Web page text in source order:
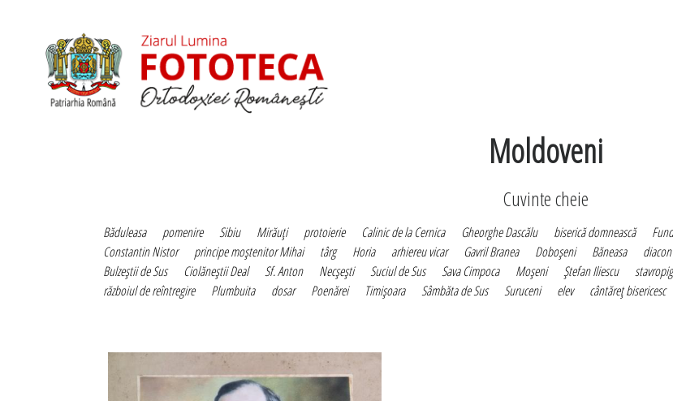
Moldoveni
Cuvinte cheie
Băduleasa pomenire Sibiu Mirăuţi protoierie Calinic de la Cernica Gheorghe Dascălu biserică domnească
Constantin Nistor
principe moştenitor Mihai târg Horia arhiereu vicar Gavril Branea Doboşeni Băneasa diacon
Bulzeştii de Sus
Ciolăneştii Deal Sf. Anton Necşeşti Suciul de Sus Sava Cimpoca Moşeni Ştefan Iliescu
războiul de reîntregire
Plumbuita dosar Poenărei Timişoara Sâmbăta de Sus Suruceni elev cântăreţ bisericesc